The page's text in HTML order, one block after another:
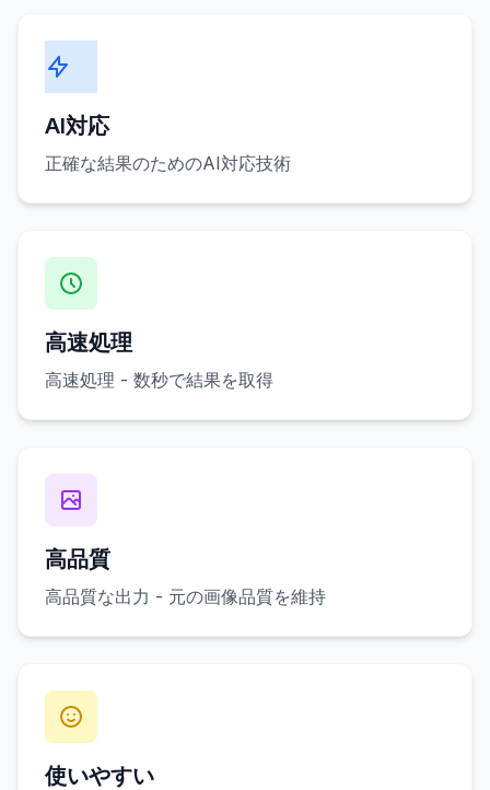
AI対応
正確な結果のためのAI対応技術
高速処理
高速処理 - 数秒で結果を取得
高品質
高品質な出力 - 元の画像品質を維持
使いやすい